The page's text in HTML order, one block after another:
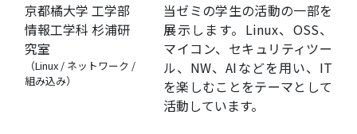
京都橘大学 工学部
情報工学科 杉浦研
究室
（Linux / ネットワーク /
組み込み）
当ゼミの学生の活動の一部を
展示します。Linux、OSS、
マイコン、セキュリティツー
ル、NW、AIなどを用い、IT
を楽しむことをテーマとして
活動しています。